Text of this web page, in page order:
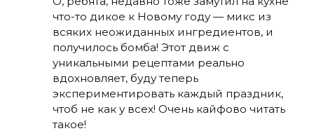
что-то дикое к Новому году — микс из
всяких неожиданных ингредиентов, и
получилось бомба! Этот движ с
уникальными рецептами реально
вдохновляет, буду теперь
экспериментировать каждый праздник,
чтоб не как у всех! Очень кайфово читать
такое!